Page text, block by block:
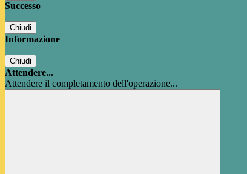
Successo
Chiudi
Informazione
Chiudi
Attendere...
Attendere il completamento dell'operazione...